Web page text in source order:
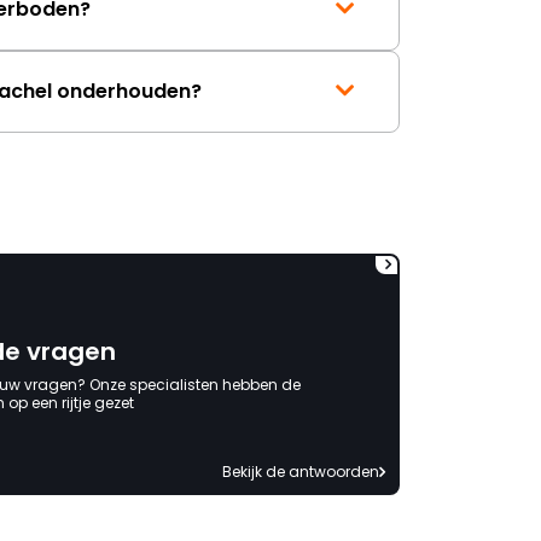
onderhouden?
vragen
vragen? Onze specialisten hebben de
een rijtje gezet
Bekijk de antwoorden